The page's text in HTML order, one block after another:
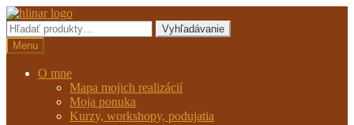
Preskočiť
na
navigáciu
Preskočiť
na
obsah
Hľadať:
Vyhľadávanie
Menu
O mne
Mapa mojich realizácií
Moja ponuka
Kurzy, workshopy, podujatia